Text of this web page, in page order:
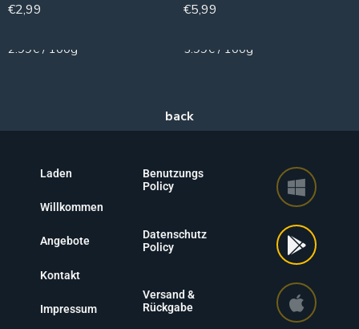
€2,99
2.99€ / 100g
€5,99
5.99€ / 100g
Laden
Willkommen
Angebote
Kontakt
Impressum
Benutzungs
Policy
Datenschutz
Policy
Versand &
Rückgabe